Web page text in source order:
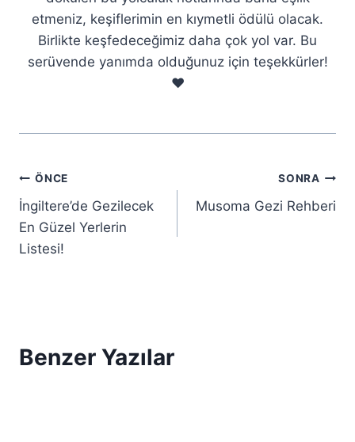
etmeniz, keşiflerimin en kıymetli ödülü olacak.
Birlikte keşfedeceğimiz daha çok yol var. Bu
serüvende yanımda olduğunuz için teşekkürler!
❤️
Yazı
gezinmesi
ÖNCE
İngiltere’de Gezilecek
En Güzel Yerlerin
Listesi!
SONRA
Musoma Gezi Rehberi
Benzer Yazılar